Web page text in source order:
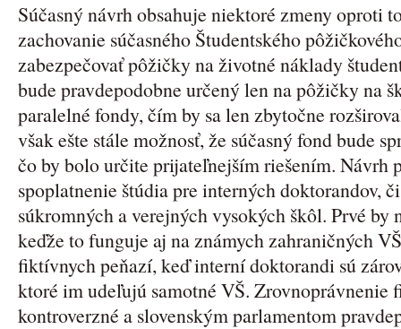
Súčasný návrh obsahuje niektoré zmeny oproti
zachovanie súčasného Študentského
zabezpečovať pôžičky na životné náklady
bude pravdepodobne určený len na pôžičky na
paralelné fondy, čím by sa len zbytočne
však ešte stále možnosť, že súčasný fond bude
čo by bolo určite prijateľnejším riešením. Návrh
spoplatnenie štúdia pre interných doktorandov,
súkromných a verejných vysokých škôl. Prvé by
keďže to funguje aj na známych zahraničných
fiktívnych peňazí, keď interní doktorandi sú
ktoré im udeľujú samotné VŠ. Zrovnoprávnenie
kontroverzné a slovenským parlamentom